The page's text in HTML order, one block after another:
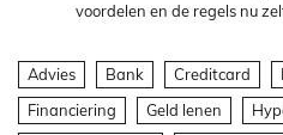
voordelen en de regels nu
Advies Bank Creditcard
Financiering
Geld lenen